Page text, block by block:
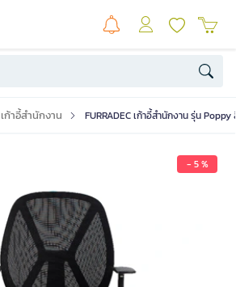
เก้าอี้สำนักงาน FURRADEC เก้าอี้สำนักงาน รุ่น Poppy
- 5 %